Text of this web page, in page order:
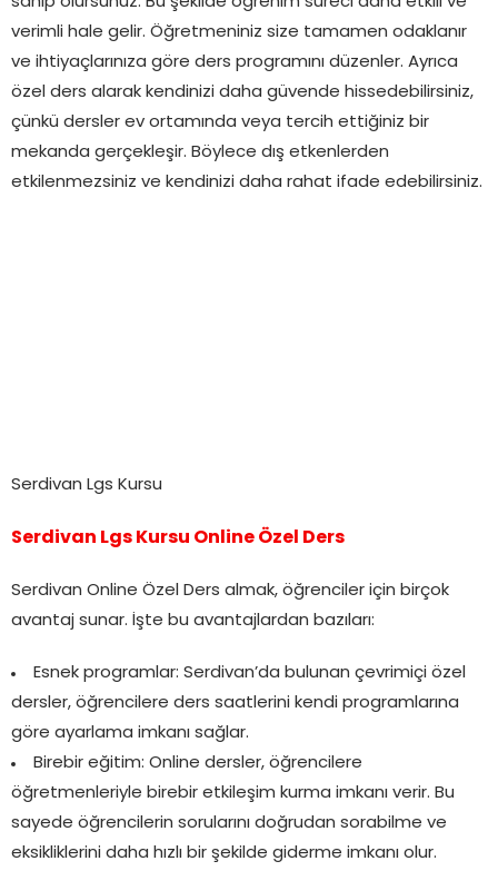
verimli hale gelir. Öğretmeniniz size tamamen odaklanır
ve ihtiyaçlarınıza göre ders programını düzenler. Ayrıca
özel ders alarak kendinizi daha güvende hissedebilirsiniz,
çünkü dersler ev ortamında veya tercih ettiğiniz bir
mekanda gerçekleşir. Böylece dış etkenlerden
etkilenmezsiniz ve kendinizi daha rahat ifade edebilirsiniz.
Serdivan Lgs Kursu
Serdivan Lgs Kursu Online Özel Ders
Serdivan Online Özel Ders almak, öğrenciler için birçok
avantaj sunar. İşte bu avantajlardan bazıları:
Esnek programlar: Serdivan’da bulunan çevrimiçi özel
dersler, öğrencilere ders saatlerini kendi programlarına
göre ayarlama imkanı sağlar.
Birebir eğitim: Online dersler, öğrencilere
öğretmenleriyle birebir etkileşim kurma imkanı verir. Bu
sayede öğrencilerin sorularını doğrudan sorabilme ve
eksikliklerini daha hızlı bir şekilde giderme imkanı olur.